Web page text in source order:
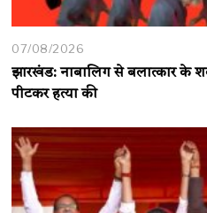
07/08/2026
झारखंड: नाबालिग से बलात्कार के
पीटकर हत्या की